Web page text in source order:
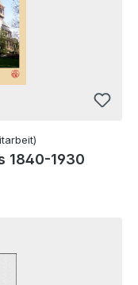
1840-1930